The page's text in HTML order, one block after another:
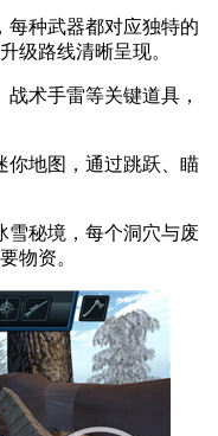
每种武器都对应独特的
级路线清晰呈现。
术手雷等关键道具，
你地图，通过跳跃、瞄
雪秘境，每个洞穴与废
物资。